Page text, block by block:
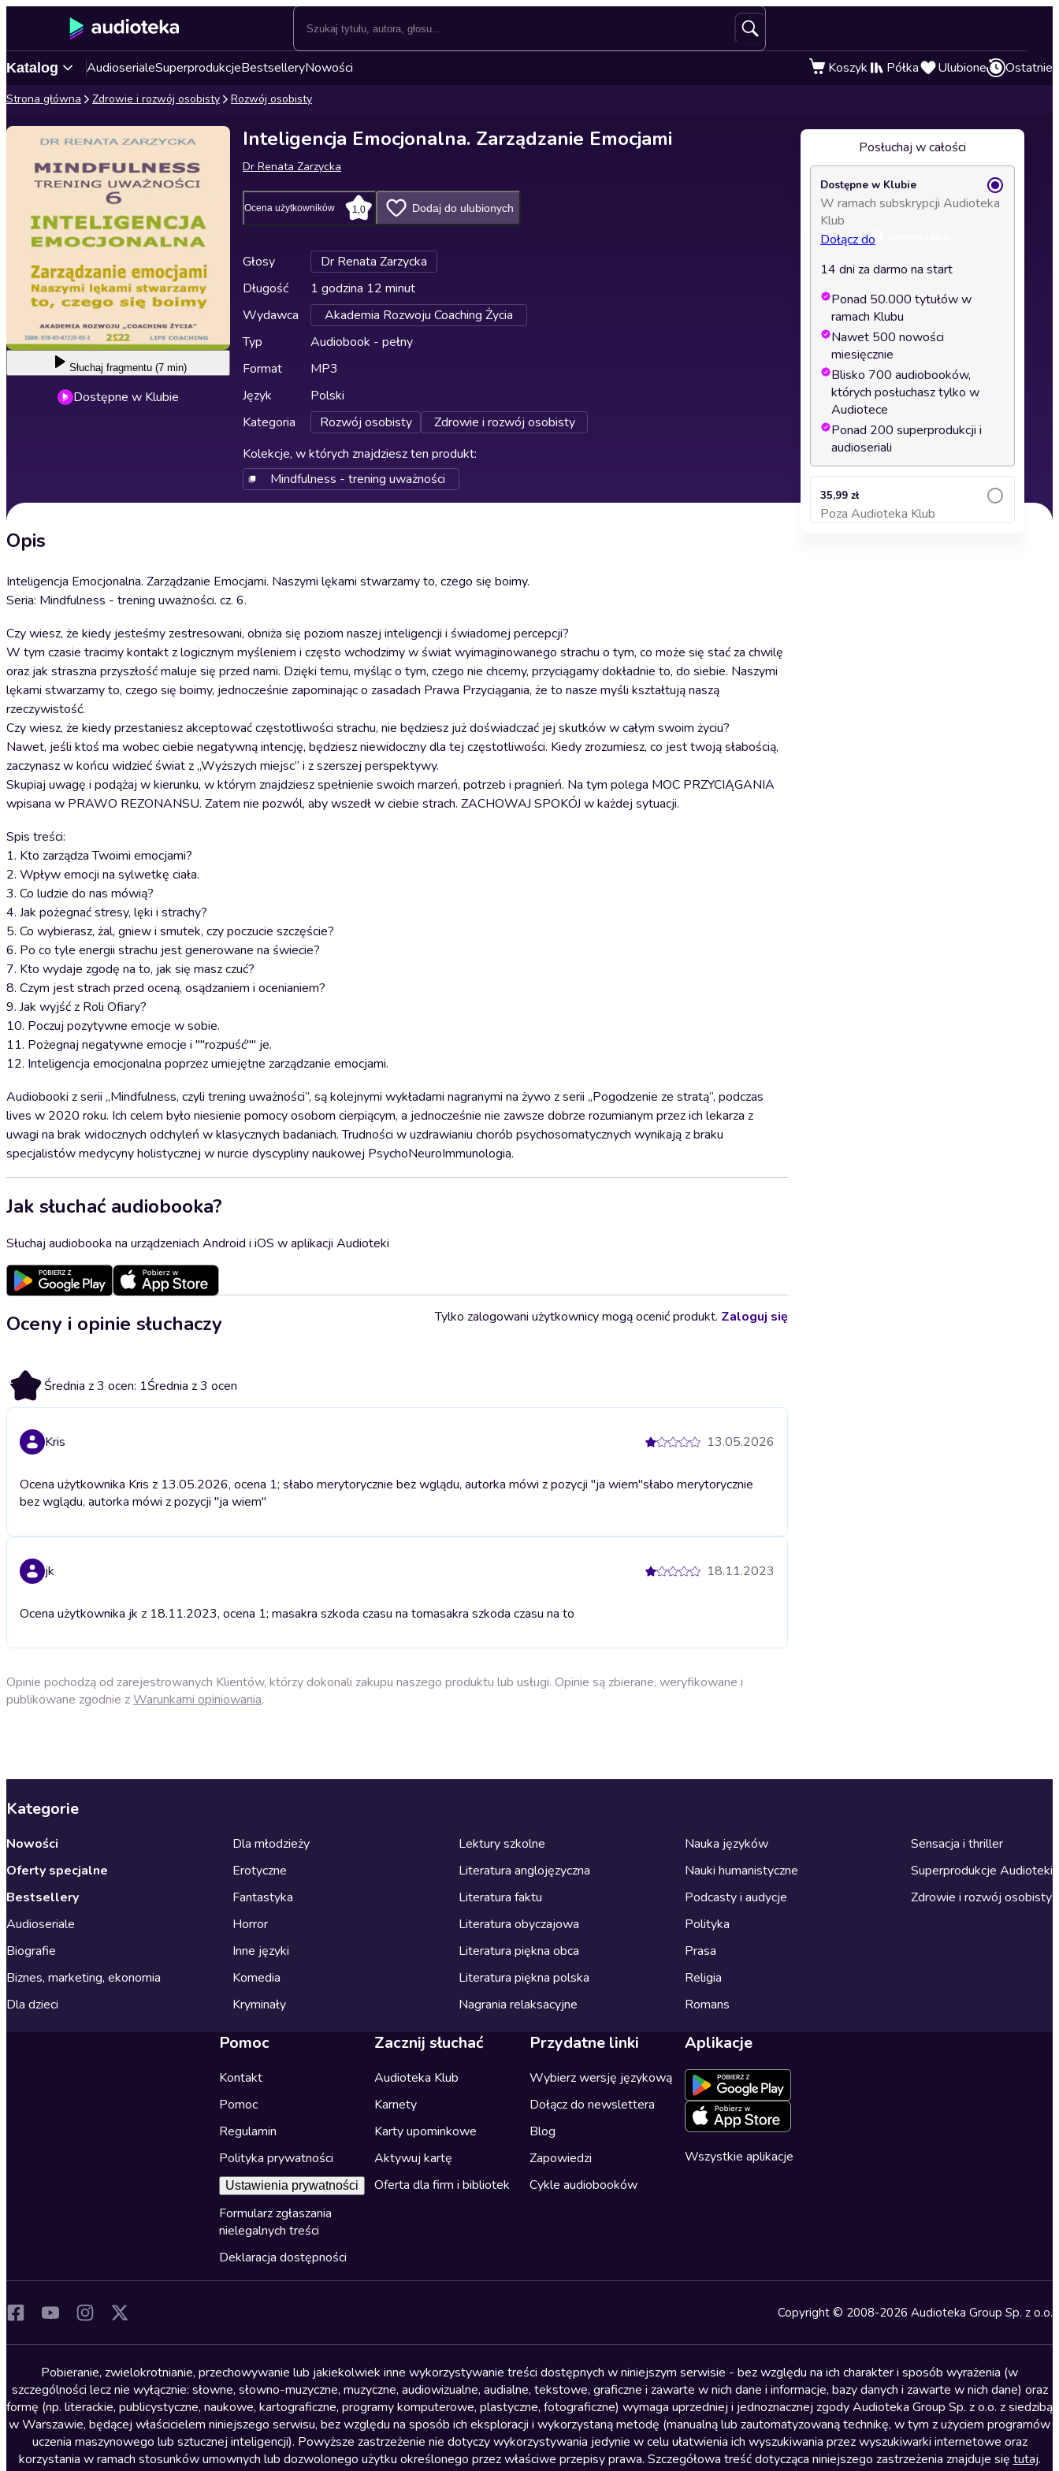
Katalog AudioserialeSuperprodukcjeBestselleryNowości Koszyk Półka Ulubione Ostatnie
Strona główna Zdrowie i rozwój osobisty Rozwój osobisty
Słuchaj fragmentu (7 min)
Dostępne w Klubie
Inteligencja Emocjonalna. Zarządzanie Emocjami
Dr Renata Zarzycka
Ocena użytkowników 1,0 Dodaj do ulubionych
Głosy
Dr Renata Zarzycka
Długość
1 godzina 12 minut
Wydawca
Akademia Rozwoju Coaching Życia
Typ
Audiobook - pełny
Format
MP3
Język
Polski
Kategoria
Rozwój osobisty
Zdrowie i rozwój osobisty
Kolekcje, w których znajdziesz ten produkt:
Mindfulness - trening uważności
Opis
Inteligencja Emocjonalna. Zarządzanie Emocjami. Naszymi lękami stwarzamy to, czego się boimy.
Seria: Mindfulness - trening uważności. cz. 6.
Czy wiesz, że kiedy jesteśmy zestresowani, obniża się poziom naszej inteligencji i świadomej percepcji?
W tym czasie tracimy kontakt z logicznym myśleniem i często wchodzimy w świat wyimaginowanego strachu o tym, co może się stać za chwilę
oraz jak straszna przyszłość maluje się przed nami. Dzięki temu, myśląc o tym, czego nie chcemy, przyciągamy dokładnie to, do siebie. Naszymi
lękami stwarzamy to, czego się boimy, jednocześnie zapominając o zasadach Prawa Przyciągania, że to nasze myśli kształtują naszą
rzeczywistość.
Czy wiesz, że kiedy przestaniesz akceptować częstotliwości strachu, nie będziesz już doświadczać jej skutków w całym swoim życiu?
Nawet, jeśli ktoś ma wobec ciebie negatywną intencję, będziesz niewidoczny dla tej częstotliwości. Kiedy zrozumiesz, co jest twoją słabością,
zaczynasz w końcu widzieć świat z „Wyższych miejsc” i z szerszej perspektywy.
Skupiaj uwagę i podążaj w kierunku, w którym znajdziesz spełnienie swoich marzeń, potrzeb i pragnień. Na tym polega MOC PRZYCIĄGANIA
wpisana w PRAWO REZONANSU. Zatem nie pozwól, aby wszedł w ciebie strach. ZACHOWAJ SPOKÓJ w każdej sytuacji.
Spis treści:
1. Kto zarządza Twoimi emocjami?
2. Wpływ emocji na sylwetkę ciała.
3. Co ludzie do nas mówią?
4. Jak pożegnać stresy, lęki i strachy?
5. Co wybierasz, żal, gniew i smutek, czy poczucie szczęście?
6. Po co tyle energii strachu jest generowane na świecie?
7. Kto wydaje zgodę na to, jak się masz czuć?
8. Czym jest strach przed oceną, osądzaniem i ocenianiem?
9. Jak wyjść z Roli Ofiary?
10. Poczuj pozytywne emocje w sobie.
11. Pożegnaj negatywne emocje i ""rozpuść"" je.
12. Inteligencja emocjonalna poprzez umiejętne zarządzanie emocjami.
Audiobooki z serii „Mindfulness, czyli trening uważności”, są kolejnymi wykładami nagranymi na żywo z serii „Pogodzenie ze stratą”, podczas
lives w 2020 roku. Ich celem było niesienie pomocy osobom cierpiącym, a jednocześnie nie zawsze dobrze rozumianym przez ich lekarza z
uwagi na brak widocznych odchyleń w klasycznych badaniach. Trudności w uzdrawianiu chorób psychosomatycznych wynikają z braku
specjalistów medycyny holistycznej w nurcie dyscypliny naukowej PsychoNeuroImmunologia.
Jak słuchać audiobooka?
Słuchaj audiobooka na urządzeniach Android i iOS w aplikacji Audioteki
Oceny i opinie słuchaczy
1 Średnia z 3 ocen: 1Średnia z 3 ocen
Tylko zalogowani użytkownicy mogą ocenić produkt. Zaloguj się
Kris 13.05.2026
Ocena użytkownika Kris z 13.05.2026, ocena 1; słabo merytorycznie bez wglądu, autorka mówi z pozycji "ja wiem"słabo merytorycznie
bez wglądu, autorka mówi z pozycji "ja wiem"
jk 18.11.2023
Ocena użytkownika jk z 18.11.2023, ocena 1; masakra szkoda czasu na tomasakra szkoda czasu na to
Opinie pochodzą od zarejestrowanych Klientów, którzy dokonali zakupu naszego produktu lub usługi. Opinie są zbierane, weryfikowane i
publikowane zgodnie zWarunkami opiniowania.
Posłuchaj w całości
Dostępne w Klubie
W ramach subskrypcji Audioteka
Klub
Dołącz do
14 dni za darmo na start
Ponad 50.000 tytułów w
ramach Klubu
Nawet 500 nowości
miesięcznie
Blisko 700 audiobooków,
których posłuchasz tylko w
Audiotece
Ponad 200 superprodukcji i
audioseriali
35,99 zł
Poza Audioteka Klub
Dodaj do koszyka
Kategorie
Nowości
Oferty specjalne
Bestsellery
Audioseriale
Biografie
Biznes, marketing, ekonomia
Dla dzieci
Dla młodzieży
Erotyczne
Fantastyka
Horror
Inne języki
Komedia
Kryminały
Lektury szkolne
Literatura anglojęzyczna
Literatura faktu
Literatura obyczajowa
Literatura piękna obca
Literatura piękna polska
Nagrania relaksacyjne
Nauka języków
Nauki humanistyczne
Podcasty i audycje
Polityka
Prasa
Religia
Romans
Sensacja i thriller
Superprodukcje Audioteki
Zdrowie i rozwój osobisty
Pomoc
Kontakt
Pomoc
Regulamin
Polityka prywatności
Ustawienia prywatności
Formularz zgłaszania
nielegalnych treści
Deklaracja dostępności
Zacznij słuchać
Audioteka Klub
Karnety
Karty upominkowe
Aktywuj kartę
Oferta dla firm i bibliotek
Przydatne linki
Wybierz wersję językową
Dołącz do newslettera
Blog
Zapowiedzi
Cykle audiobooków
Aplikacje
Wszystkie aplikacje
Copyright © 2008-2026 Audioteka Group Sp. z o.o.
Pobieranie, zwielokrotnianie, przechowywanie lub jakiekolwiek inne wykorzystywanie treści dostępnych w niniejszym serwisie - bez względu na ich charakter i sposób wyrażenia (w
szczególności lecz nie wyłącznie: słowne, słowno-muzyczne, muzyczne, audiowizualne, audialne, tekstowe, graficzne i zawarte w nich dane i informacje, bazy danych i zawarte w nich dane) oraz
formę (np. literackie, publicystyczne, naukowe, kartograficzne, programy komputerowe, plastyczne, fotograficzne) wymaga uprzedniej i jednoznacznej zgody Audioteka Group Sp. z o.o. z siedzibą
w Warszawie, będącej właścicielem niniejszego serwisu, bez względu na sposób ich eksploracji i wykorzystaną metodę (manualną lub zautomatyzowaną technikę, w tym z użyciem programów
uczenia maszynowego lub sztucznej inteligencji). Powyższe zastrzeżenie nie dotyczy wykorzystywania jedynie w celu ułatwienia ich wyszukiwania przez wyszukiwarki internetowe oraz
korzystania w ramach stosunków umownych lub dozwolonego użytku określonego przez właściwe przepisy prawa. Szczegółowa treść dotycząca niniejszego zastrzeżenia znajduje się tutaj.